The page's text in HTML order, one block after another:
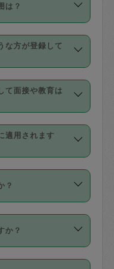
していませ
費も、依頼料
払いとなりま
３回以上のキャ
隔週定期の場合
有償（1200
することが可
別にタスカジさ
してくださ
ての調整はで
保険の対象外
は？
買い物、料理、
んによってで
ますので、依頼
ロフィールで
や危険作業、屋
。
な方が登録して
験をお持ちの
た資格者で保
トランで料理関
た方、日本で
語の先生とし
リピン出身の
ウンドの方が
です。
て面接や教育は
との面接と説明
身分証明書の
ています。外国
さんトレーニ
トレーニングの
格したタスカ
す。
適用されます
の間でタスカジ
内での作業に
は、掃除、洗
り、人にけが
象で、補償金額
？
3日後（72時間
となっていま
か？
の2種類がありま